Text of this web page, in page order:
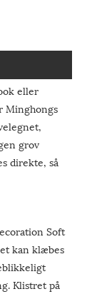
eller
Minghongs
grov
direkte, så
Soft
kan klæbes
Klistret på